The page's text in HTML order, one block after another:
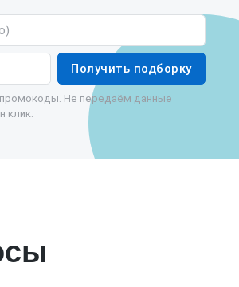
Получить подборку
Не передаём данные
клик.